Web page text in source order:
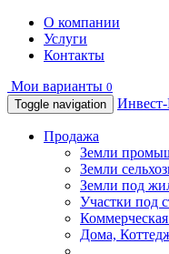
О компании
Услуги
Контакты
Мои варианты 0
Toggle navigation
Продажа
Земли
Земли
Земли под
Участки под
Дома,